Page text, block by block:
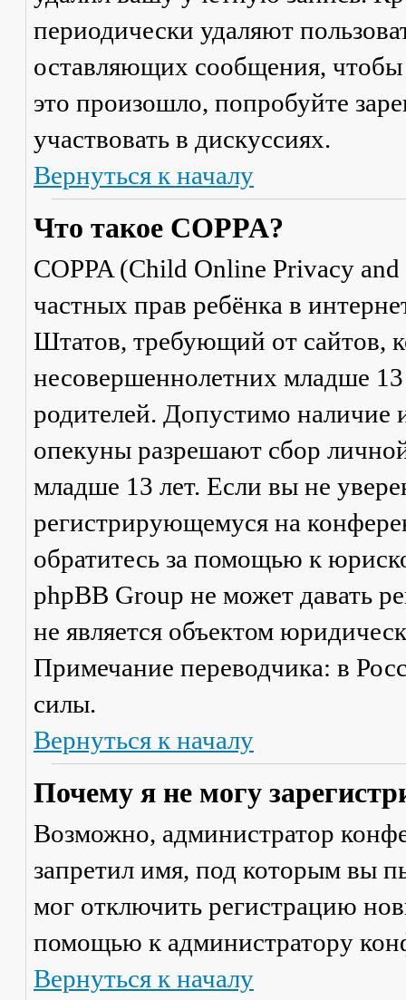
периодически удаляют
оставляющих сообщения,
это произошло, попробуйте
участвовать в дискуссиях.
Вернуться к началу
Что такое COPPA?
COPPA (Child Online Privacy
частных прав ребёнка в
Штатов, требующий от сайтов,
несовершеннолетних младше 13
родителей. Допустимо наличие
опекуны разрешают сбор
младше 13 лет. Если вы не
регистрирующемуся на
обратитесь за помощью к
phpBB Group не может давать
не является объектом
Примечание переводчика: в
силы.
Вернуться к началу
Почему я не могу
Возможно, администратор
запретил имя, под которым вы
мог отключить регистрацию
помощью к администратору
Вернуться к началу